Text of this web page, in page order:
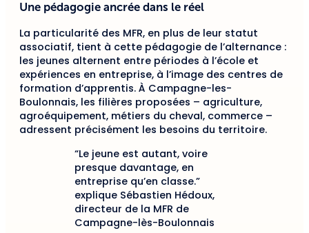
Une pédagogie ancrée dans le réel
La particularité des MFR, en plus de leur statut
associatif, tient à cette pédagogie de l’alternance :
les jeunes alternent entre périodes à l’école et
expériences en entreprise, à l’image des centres de
formation d’apprentis. À Campagne-les-
Boulonnais, les filières proposées – agriculture,
agroéquipement, métiers du cheval, commerce –
adressent précisément les besoins du territoire.
“Le jeune est autant, voire
presque davantage, en
entreprise qu’en classe.”
explique Sébastien Hédoux,
directeur de la MFR de
Campagne-lès-Boulonnais